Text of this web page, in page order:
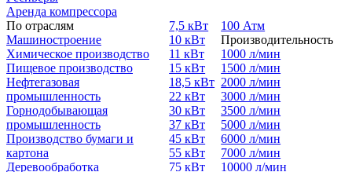
Аренда компрессора
По отраслям
Машиностроение
Химическое производство
Пищевое производство
Нефтегазовая
промышленность
Горнодобывающая
промышленность
Производство бумаги и
картона
Деревообработка
7,5 кВт
10 кВт
11 кВт
15 кВт
18,5 кВт
22 кВт
30 кВт
37 кВт
45 кВт
55 кВт
75 кВт
100 Атм
Производительность
1000 л/мин
1500 л/мин
2000 л/мин
3000 л/мин
3500 л/мин
5000 л/мин
6000 л/мин
7000 л/мин
10000 л/мин